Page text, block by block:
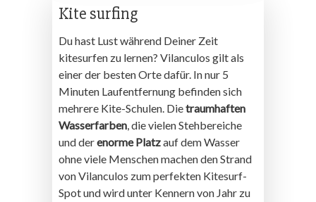
Kite surfing
Du hast Lust während Deiner Zeit
kitesurfen zu lernen? Vilanculos gilt als
einer der besten Orte dafür. In nur 5
Minuten Laufentfernung befinden sich
mehrere Kite-Schulen. Dietraumhaften
Wasserfarben, die vielen Stehbereiche
und derenorme Platzauf dem Wasser
ohne viele Menschen machen den Strand
von Vilanculos zum perfekten Kitesurf-
Spot und wird unter Kennern von Jahr zu